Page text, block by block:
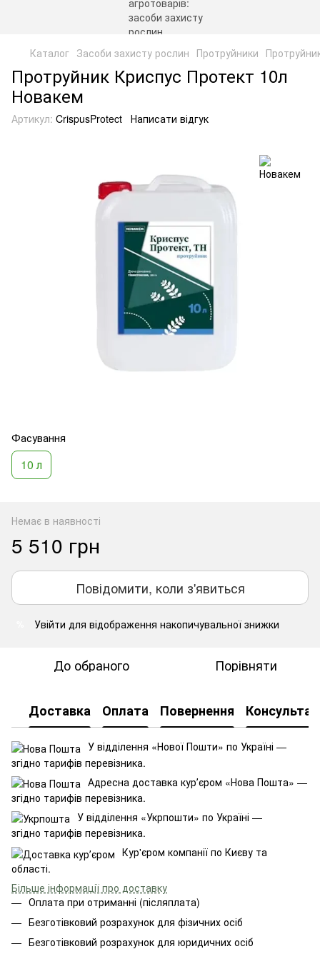
Каталог Засоби захисту рослин Протруйники
Протруйник Криспус Протект 10л
Новакем
Артикул: CrispusProtect Написати відгук
Фасування
10 л
Немає в наявності
5 510 грн
Повідомити, коли з'явиться
Увійти для відображення накопичувальної знижки
До обраного Порівняти
Доставка Оплата Повернення
У відділення «Нової Пошти» по Україні —
згідно тарифів перевізника.
Адресна доставка курʼєром «Нова Пошта» —
згідно тарифів перевізника.
У відділення «Укрпошти» по Україні —
згідно тарифів перевізника.
Кур'єром компанії по Києву та
області.
Більше інформації про доставку
Оплата при отриманні (післяплата)
Безготівковий розрахунок для фізичних осіб
Безготівковий розрахунок для юридичних осіб